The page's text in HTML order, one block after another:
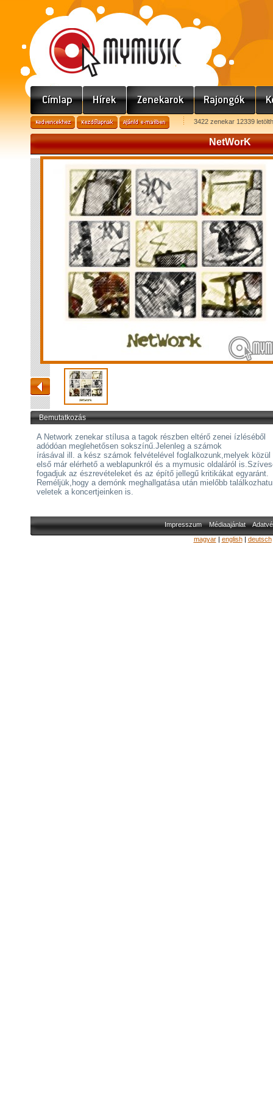
3422 zenekar 12339
NetWorK
Bemutatkozás
A Network zenekar stílusa a tagok részben eltérő zenei ízléséből
adódóan meglehetősen sokszínű.Jelenleg a számok
írásával ill. a kész számok felvételével foglalkozunk,melyek közül
első már elérhető a weblapunkról és a mymusic oldaláról
fogadjuk az észrevételeket és az építő jellegű kritikákat egyaránt.
Reméljük,hogy a demónk meghallgatása után mielőbb
veletek a koncertjeinken is.
Impresszum Médiaajánlat
magyar| english| deutsch